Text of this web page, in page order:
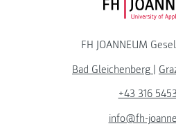
FH JOANNEUM
Bad Gleichenberg |
+43 316
info@fh-